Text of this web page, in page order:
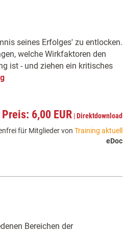
seines Erfolges' zu entlocken.
welche Wirkfaktoren den
ist - und ziehen ein kritisches
Preis: 6,00 EUR |Direktdownload
für Mitglieder von Training aktuell
eDoc
Bereichen der